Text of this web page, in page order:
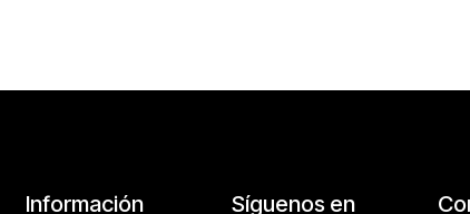
Síguenos en
Información